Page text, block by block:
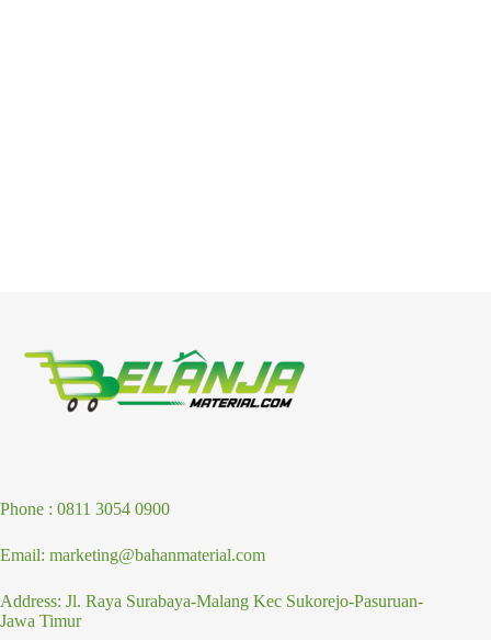
Phone : 0811 3054 0900
Email: marketing@bahanmaterial.com
Address: Jl. Raya Surabaya-Malang Kec Sukorejo-Pasuruan-
Jawa Timur